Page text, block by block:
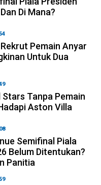
Di Mana?
Pemain Anyar
Untuk Dua
Tanpa Pemain
Aston Villa
Semifinal Piala
Belum Ditentukan?
Panitia